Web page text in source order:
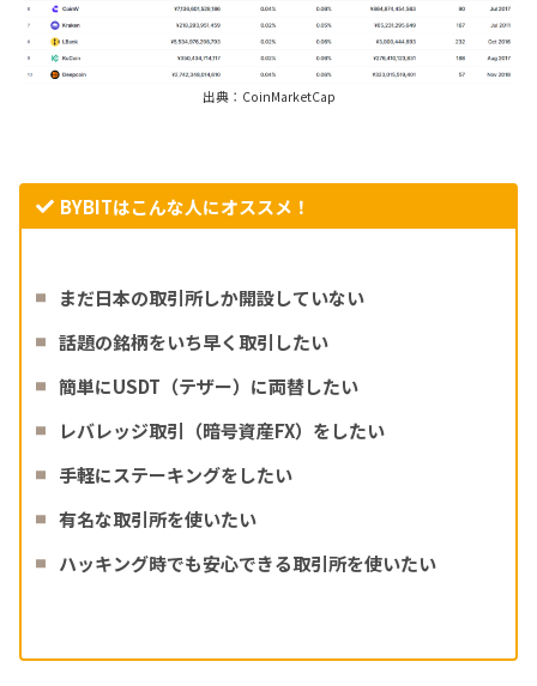
出典：CoinMarketCap
BYBITはこんな人にオススメ！
まだ日本の取引所しか開設していない
話題の銘柄をいち早く取引したい
簡単にUSDT（テザー）に両替したい
レバレッジ取引（暗号資産FX）をしたい
手軽にステーキングをしたい
有名な取引所を使いたい
ハッキング時でも安心できる取引所を使いたい